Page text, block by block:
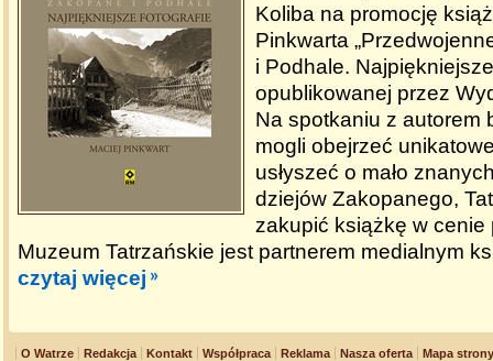
Koliba na promocję
Pinkwarta
i Podhale.
opublikowanej przez
Na spotkaniu z autorem
mogli obejrzeć
usłyszeć o mało
dziejów Zakopanego,
zakupić książkę w cenie
Muzeum Tatrzańskie jest partnerem medialnym
czytaj więcej
O Watrze Redakcja Kontakt Współpraca Reklama Nasza oferta Mapa strony